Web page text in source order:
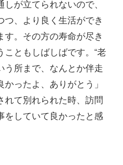
が立てられないので、
、より良く生活ができ
す。その方の寿命が尽き
こともしばしばです。“老
う所まで、なんとか伴走
ったよ、ありがとう」
れて別れられた時、訪問
をしていて良かったと感